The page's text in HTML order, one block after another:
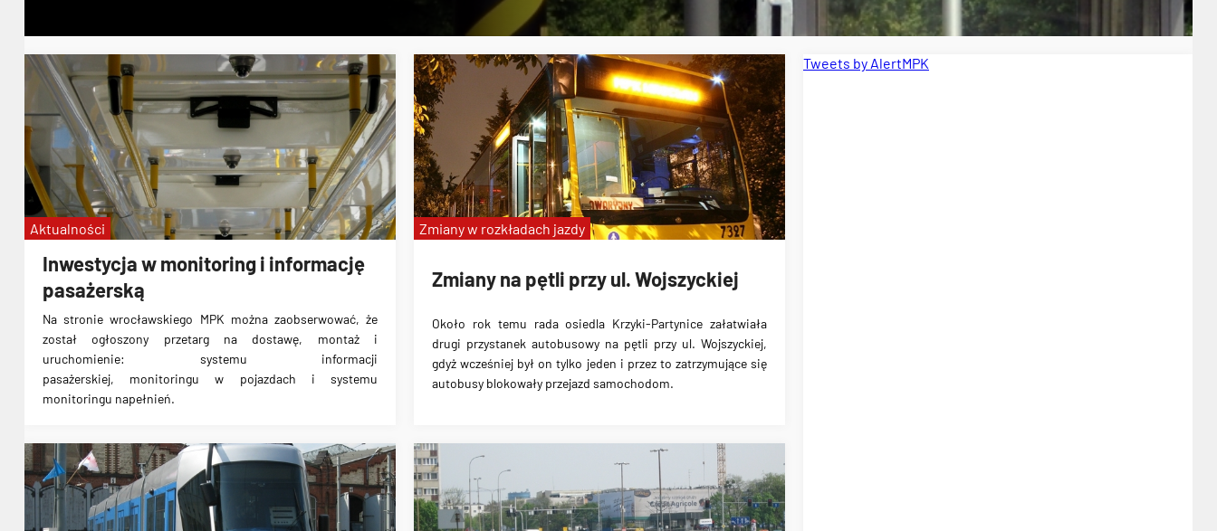
Inwestycja w monitoring i informację
pasażerską
Na stronie wrocławskiego MPK można zaobserwować, że
został ogłoszony przetarg na dostawę, montaż i
uruchomienie: systemu informacji
pasażerskiej, monitoringu w pojazdach i systemu
monitoringu napełnień.
Aktualności
Zmiany na pętli przy ul. Wojszyckiej
Około rok temu rada osiedla Krzyki-Partynice załatwiała
drugi przystanek autobusowy na pętli przy ul. Wojszyckiej,
gdyż wcześniej był on tylko jeden i przez to zatrzymujące się
autobusy blokowały przejazd samochodom.
Zmiany w rozkładach jazdy
Tweets by AlertMPK